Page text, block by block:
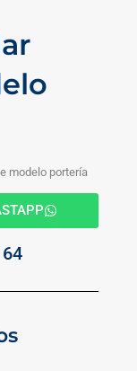
modelo portería